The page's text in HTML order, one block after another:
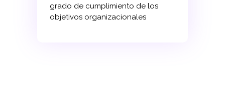
grado de cumplimiento de los
objetivos organizacionales